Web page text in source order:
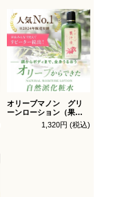
オリーブマノン グリ
ーンローション（果汁
1,320円 (税込)